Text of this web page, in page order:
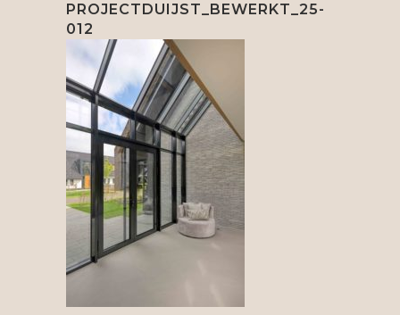
PROJECTDUIJST_BEWERKT_25-
012